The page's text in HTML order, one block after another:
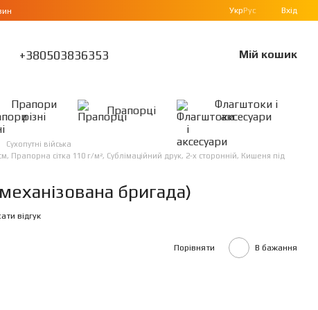
УкрРус Вхід
+380503836353 Мій кошик
Прапори
різні
Прапорці
Флагштоки і
аксесуари
Сухопутні війська
сітка 110 г/м², Сублімаційний друк, 2-х сторонній, Кишеня під
бригада)
відгук
Порівняти В бажання